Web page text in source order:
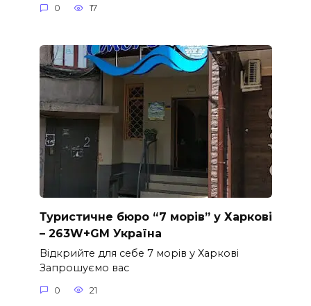
0 17
Туристичне бюро “7 морів” у Харкові
– 263W+GM Україна
Відкрийте для себе 7 морів у Харкові
Запрошуємо вас
0 21